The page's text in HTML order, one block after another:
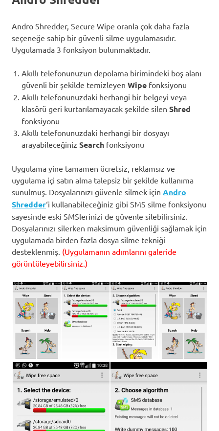
Andro Shredder, Secure Wipe oranla çok daha fazla
seçeneğe sahip bir güvenli silme uygulamasıdır.
Uygulamada 3 fonksiyon bulunmaktadır.
Akıllı telefonunuzun depolama birimindeki boş alanı
güvenli bir şekilde temizleyen Wipe fonksiyonu
Akıllı telefonunuzdaki herhangi bir belgeyi veya
klasörü geri kurtarılamayacak şekilde silen Shred
fonksiyonu
Akıllı telefonunuzdaki herhangi bir dosyayı
arayabileceğiniz Search fonksiyonu
Uygulama yine tamamen ücretsiz, reklamsız ve
uygulama içi satın alma talepsiz bir şekilde kullanıma
sunulmuş. Dosyalarınızı güvenle silmek için Andro
Shredder‘i kullanabileceğiniz gibi SMS silme fonksiyonu
sayesinde eski SMSlerinizi de güvenle silebilirsiniz.
Dosyalarınızı silerken maksimum güvenliği sağlamak için
uygulamada birden fazla dosya silme tekniği
desteklenmiş. (Uygulamanın adımlarını galeride
görüntüleyebilirsiniz.)